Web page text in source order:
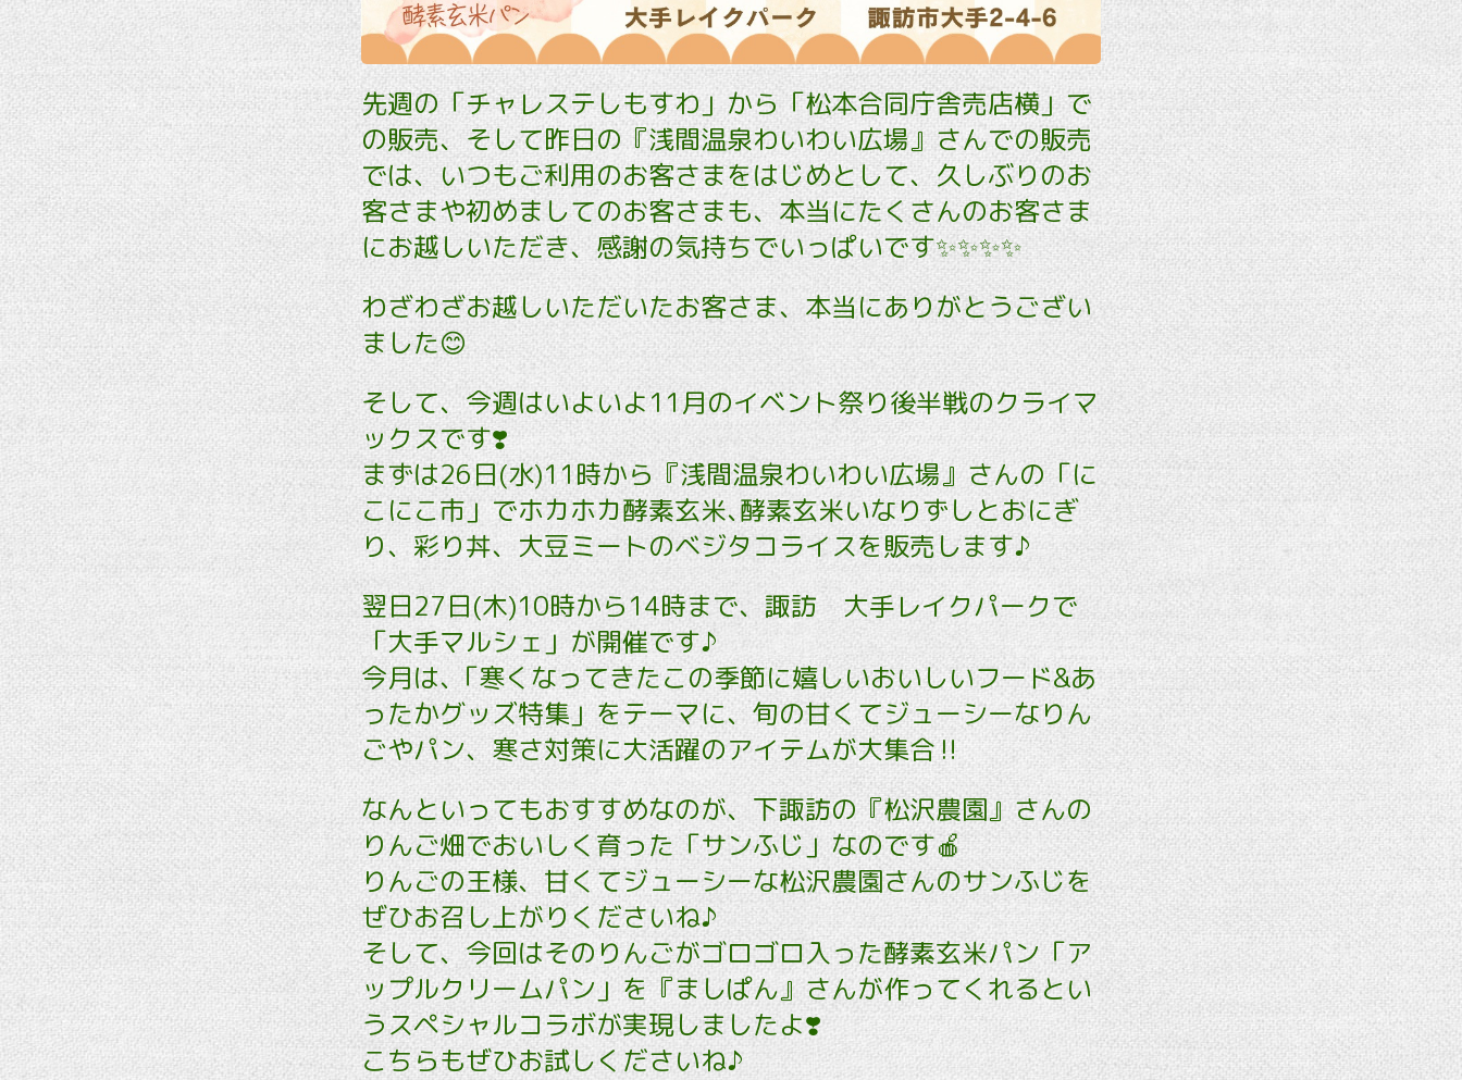
先週の「チャレステしもすわ」から「松本合同庁舎売店横」で
の販売、そして昨日の『浅間温泉わいわい広場』さんでの販売
では、いつもご利用のお客さまをはじめとして、久しぶりのお
客さまや初めましてのお客さまも、本当にたくさんのお客さま
にお越しいただき、感謝の気持ちでいっぱいです✨✨✨✨
わざわざお越しいただいたお客さま、本当にありがとうござい
ました😊
そして、今週はいよいよ11月のイベント祭り後半戦のクライマ
ックスです❣️
まずは26日(水)11時から『浅間温泉わいわい広場』さんの「に
こにこ市」でホカホカ酵素玄米､酵素玄米いなりずしとおにぎ
り、彩り丼、大豆ミートのベジタコライスを販売します♪
翌日27日(木)10時から14時まで、諏訪 大手レイクパークで
「大手マルシェ」が開催です♪
今月は､「寒くなってきたこの季節に嬉しいおいしいフード&あ
ったかグッズ特集」をテーマに、旬の甘くてジューシーなりん
ごやパン、寒さ対策に大活躍のアイテムが大集合‼️
なんといってもおすすめなのが、下諏訪の『松沢農園』さんの
りんご畑でおいしく育った「サンふじ」なのです🍎
りんごの王様、甘くてジューシーな松沢農園さんのサンふじを
ぜひお召し上がりくださいね♪
そして、今回はそのりんごがゴロゴロ入った酵素玄米パン「ア
ップルクリームパン」を『ましぱん』さんが作ってくれるとい
うスペシャルコラボが実現しましたよ❣️
こちらもぜひお試しくださいね♪